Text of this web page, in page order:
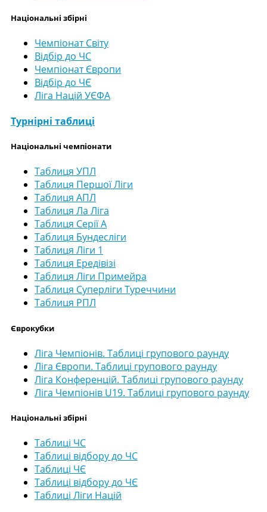
Національні збірні
Чемпіонат Світу
Відбір до ЧС
Чемпіонат Європи
Відбір до ЧЄ
Ліга Націй УЄФА
Турнірні таблиці
Національні чемпіонати
Таблиця УПЛ
Таблиця Першої Ліги
Таблиця АПЛ
Таблиця Ла Ліга
Таблиця Серії А
Таблиця Бундесліги
Таблиця Ліги 1
Таблиця Ередівізі
Таблиця Ліги Примейра
Таблиця Суперліги Туреччини
Таблиця РПЛ
Єврокубки
Ліга Чемпіонів. Таблиці групового раунду
Ліга Європи. Таблиці групового раунду
Ліга Конференцій. Таблиці групового раунду
Ліга Чемпіонів U19. Таблиці групового раунду
Національні збірні
Таблиці ЧС
Таблиці відбору до ЧС
Таблиці ЧЄ
Таблиці відбору до ЧЄ
Таблиці Ліги Націй